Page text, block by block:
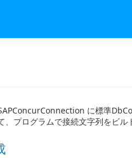
に標準
ログラムで接続文字列をビル